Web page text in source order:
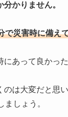
かりません。
で災害時に備え
にあって良かっ
は大変だと思い
ましょう。